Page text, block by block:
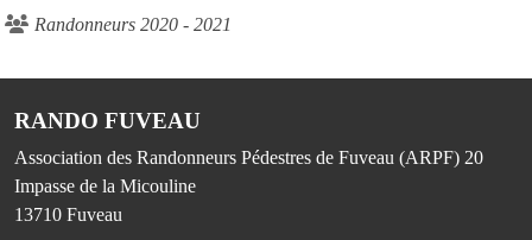
Randonneurs 2020 - 2021
RANDO FUVEAU
Association des Randonneurs Pédestres de Fuveau (ARPF) 20
Impasse de la Micouline
13710 Fuveau